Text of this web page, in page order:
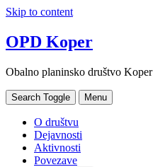
Skip to content
OPD Koper
Obalno planinsko društvo Koper
Search Toggle Menu
O društvu
Dejavnosti
Aktivnosti
Povezave